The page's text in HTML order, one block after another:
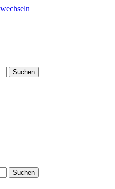
Suchen
Suchen